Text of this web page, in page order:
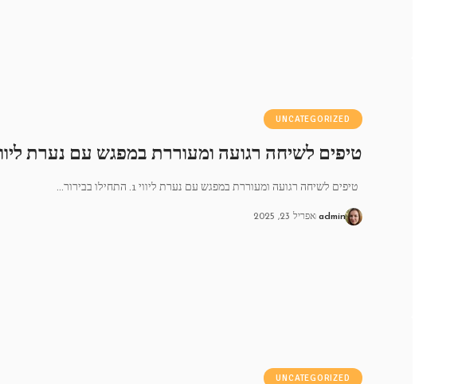
UNCATEGORIZED
טיפים לשיחה רגועה ומעוררת במפגש עם נערת
טיפים לשיחה רגועה ומעוררת במפגש עם נערת ליווי 1. התחילו בבירור …
admin אפריל 23, 2025
UNCATEGORIZED